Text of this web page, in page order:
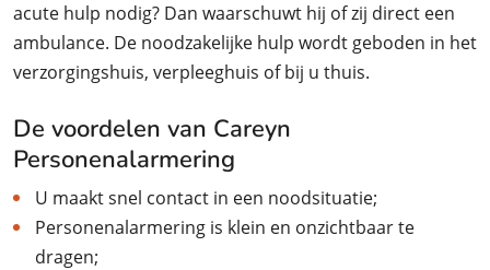
acute hulp nodig? Dan waarschuwt hij of zij direct een
ambulance. De noodzakelijke hulp wordt geboden in het
verzorgingshuis, verpleeghuis of bij u thuis.
De voordelen van Careyn
Personenalarmering
U maakt snel contact in een noodsituatie;
Personenalarmering is klein en onzichtbaar te
dragen;